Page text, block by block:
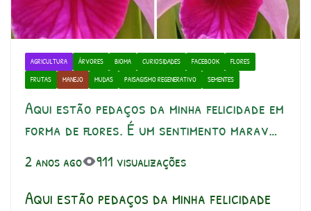
AGRICULTURA ÁRVORES BIOMA CURIOSIDADES FACEBOOK
FLORES
FRUTAS
MANEJO MUDAS PAISAGISMO REGENERATIVO SEMENTES
Aqui estão pedaços da minha felicidade em
forma de flores. É um sentimento marav…
2 anos ago 911 visualizações
Aqui estão pedaços da minha felicidade